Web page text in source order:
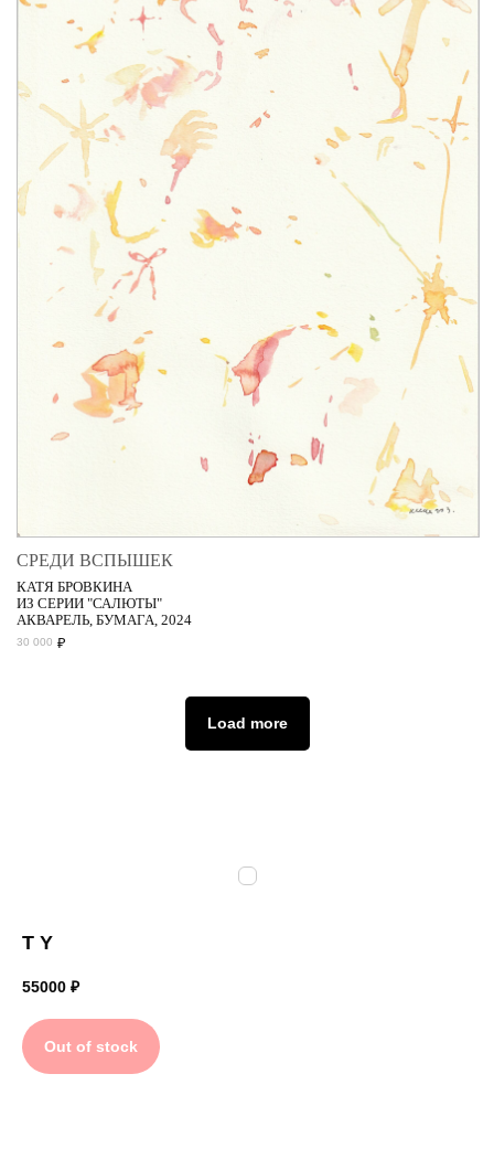
СРЕДИ ВСПЫШЕК
КАТЯ БРОВКИНА
ИЗ СЕРИИ "САЛЮТЫ"
АКВАРЕЛЬ, БУМАГА, 2024
30 000 ₽
Load more
T Y
55000 ₽
Out of stock